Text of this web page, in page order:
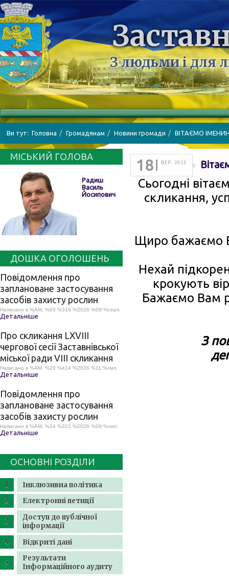
З людьми і для
Ви тут: Головна Громадянам Новини громади ВІТАЄМО
МІСЬКИЙ ГОЛОВА
Радиш
Василь
Йосипович
ДОШКА ОГОЛОШЕНЬ
Повідомлення про
заплановане застосування
засобів захисту рослин
Написано в %AM, %03 %319 %2026 %09:%серп.
Детальніше
Про скликання LХVІІІ
чергової сесії Заставнівської
міської ради VIII скликання
Написано в %AM, %29 %414 %2026 %11:%лип.
Детальніше
Повідомлення про
заплановане застосування
засобів захисту рослин
Написано в %AM, %24 %322 %2026 %09:%лип.
Детальніше
ОСНОВНІ РОЗДІЛИ
Інклюзивна політика
Електронні петиції
Доступ до публічної
інформації
Відкриті дані
Результати
Інформаційного аудиту
18 ВЕР. 2023
Сьогодні
скликання,
Щиро бажаємо
Нехай
крокують
Бажаємо Вам
З